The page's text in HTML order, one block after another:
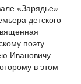
«Зарядье»
детского
поэту
Ивановичу
в этом